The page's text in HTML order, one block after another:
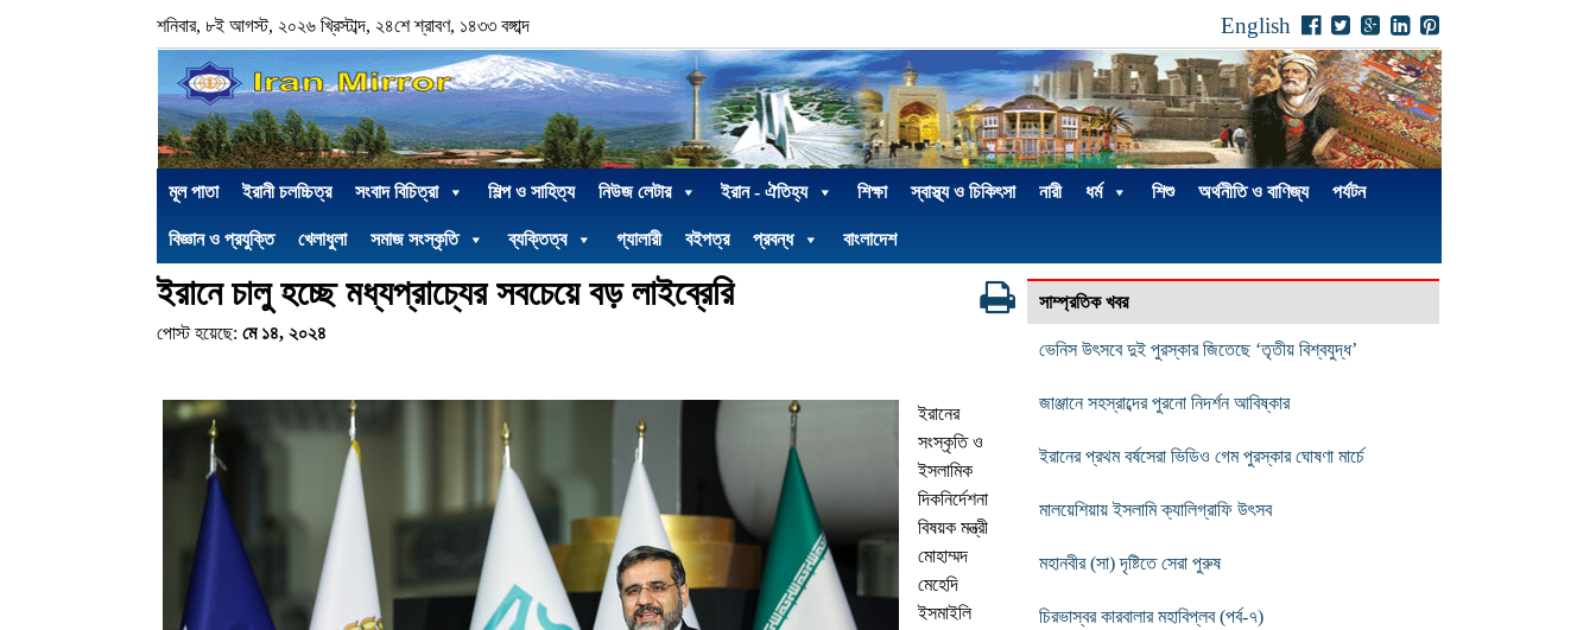
শনিবার, ৮ই আগস্ট, ২০২৬ খ্রিস্টাব্দ, ২৪শে শ্রাবণ, ১৪৩৩ বঙ্গাব্দ English
মূল পাতা ইরানী চলচ্চিত্র সংবাদ বিচিত্রা শিল্প ও সাহিত্য নিউজ লেটার ইরান - ঐতিহ্য শিক্ষা স্বাস্থ্য ও চিকিৎসা নারী ধর্ম শিশু অর্থনীতি ও বাণিজ্য পর্যটন
বিজ্ঞান ও প্রযুক্তি খেলাধুলা সমাজ সংস্কৃতি ব্যক্তিত্ব গ্যালারী বইপত্র প্রবন্ধ বাংলাদেশ
ইরানে চালু হচ্ছে মধ্যপ্রাচ্যের সবচেয়ে বড় লাইব্রেরি
পোস্ট হয়েছে: মে ১৪, ২০২৪
ইরানের
সংস্কৃতি ও
ইসলামিক
দিকনির্দেশনা
বিষয়ক মন্ত্রী
মোহাম্মদ
মেহেদি
ইসমাইলি
সাম্প্রতিক খবর
ভেনিস উৎসবে দুই পুরস্কার জিতেছে ‘তৃতীয় বিশ্বযুদ্ধ’
জাঞ্জানে সহস্রাব্দের পুরনো নিদর্শন আবিষ্কার
ইরানের প্রথম বর্ষসেরা ভিডিও গেম পুরস্কার ঘোষণা মার্চে
মালয়েশিয়ায় ইসলামি ক্যালিগ্রাফি উৎসব
মহানবীর (সা) দৃষ্টিতে সেরা পুরুষ
চিরভাস্বর কারবালার মহাবিপ্লব (পর্ব-৭)